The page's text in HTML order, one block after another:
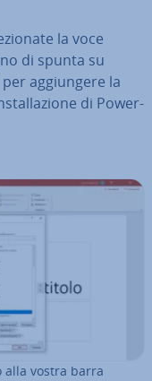
la voce
di spunta su
per ag­giun­ge­re la
di Po­wer­
alla vostra barra